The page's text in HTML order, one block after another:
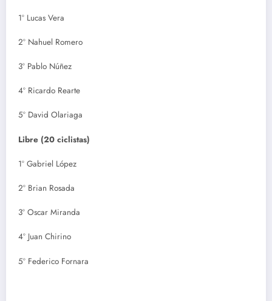
1º Lucas Vera
2º Nahuel Romero
3º Pablo Núñez
4º Ricardo Rearte
5º David Olariaga
Libre (20 ciclistas)
1º Gabriel López
2º Brian Rosada
3º Oscar Miranda
4º Juan Chirino
5º Federico Fornara